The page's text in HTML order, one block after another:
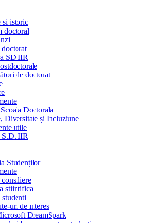
si istoric
doctoral
doctorat
SD IIR
de doctorat
Doctorala
Diversitate și Incluziune
utile
S.D. IIR
Studenților
consiliere
stiintifica
studenti
uri de interes
DreamSpark